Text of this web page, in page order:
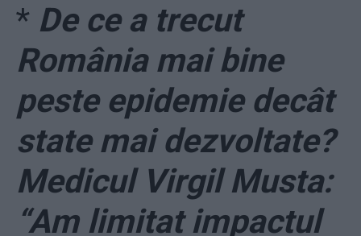
* De ce a trecut
România mai bine
peste epidemie decât
state mai dezvoltate?
Medicul Virgil Musta:
“Am limitat impactul